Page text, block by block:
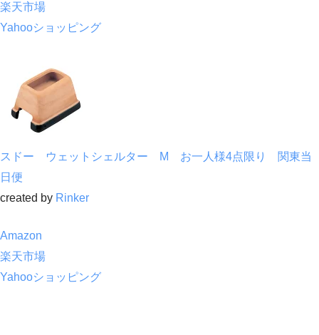
楽天市場
Yahooショッピング
スドー ウェットシェルター M お一人様4点限り 関東当
日便
created by Rinker
Amazon
楽天市場
Yahooショッピング